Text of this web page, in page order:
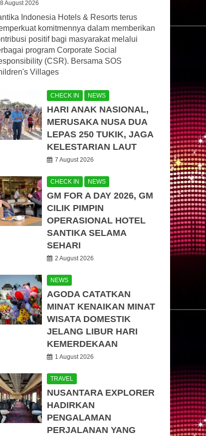
8 August 2026
Indonesia Hotels & Resorts terus
komitmennya dalam memberikan
positif bagi masyarakat melalui
program Corporate Social
(CSR). Bersama SOS
Villages
CHECK IN NEWS
HARI ANAK NASIONAL,
MERUSAKA NUSA DUA
LEPAS 250 TUKIK, JAGA
KELESTARIAN LAUT
7 August 2026
CHECK IN NEWS
GM FOR A DAY 2026, GM
CILIK PIMPIN
OPERASIONAL HOTEL
SANTIKA SELAMA
SEHARI
2 August 2026
NEWS
AGODA CATATKAN
MINAT KENAIKAN MINAT
WISATA DOMESTIK
JELANG LIBUR HARI
KEMERDEKAAN
1 August 2026
TRAVEL
NUSANTARA EXPLORER
HADIRKAN
PENGALAMAN
PERJALANAN YANG